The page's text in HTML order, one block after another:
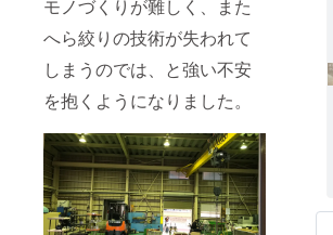
モノづくりが難しく、また
へら絞りの技術が失われて
しまうのでは、と強い不安
を抱くようになりました。